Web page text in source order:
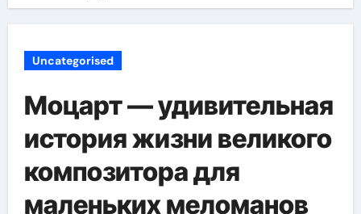
Uncategorised
Моцарт — удивительная
история жизни великого
композитора для
маленьких меломанов